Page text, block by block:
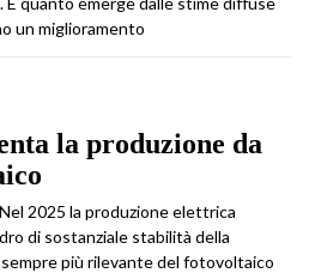
un miglioramento
la produzione da
2025 la produzione elettrica
di sostanziale stabilità della
più rilevante del fotovoltaico